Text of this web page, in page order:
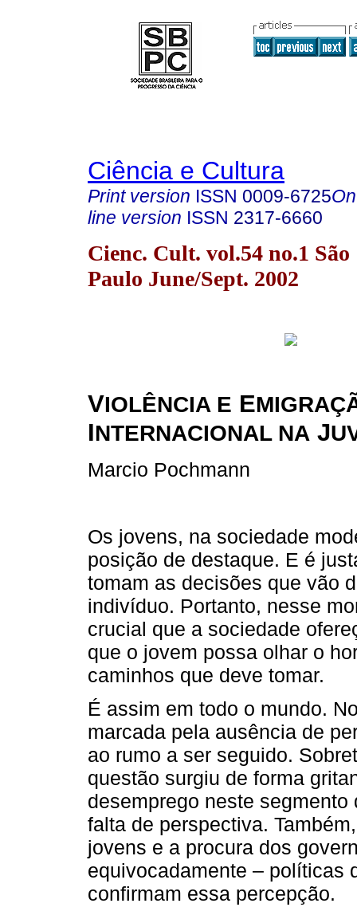
Ciência e Cultura
Print version ISSN 0009-6725
line version ISSN 2317-6660
Cienc. Cult. vol.54 no.1 São
Paulo June/Sept. 2002
VIOLÊNCIA E E
INTERNACIONAL NA J
Marcio Pochmann
Os jovens, na sociedade
posição de destaque. E é
tomam as decisões que vão
indivíduo. Portanto, nesse
crucial que a sociedade
que o jovem possa olhar o
caminhos que deve tomar.
É assim em todo o mundo.
marcada pela ausência de
ao rumo a ser seguido.
questão surgiu de forma
desemprego neste
falta de perspectiva.
jovens e a procura dos
equivocadamente – políticas
confirmam essa percepção.